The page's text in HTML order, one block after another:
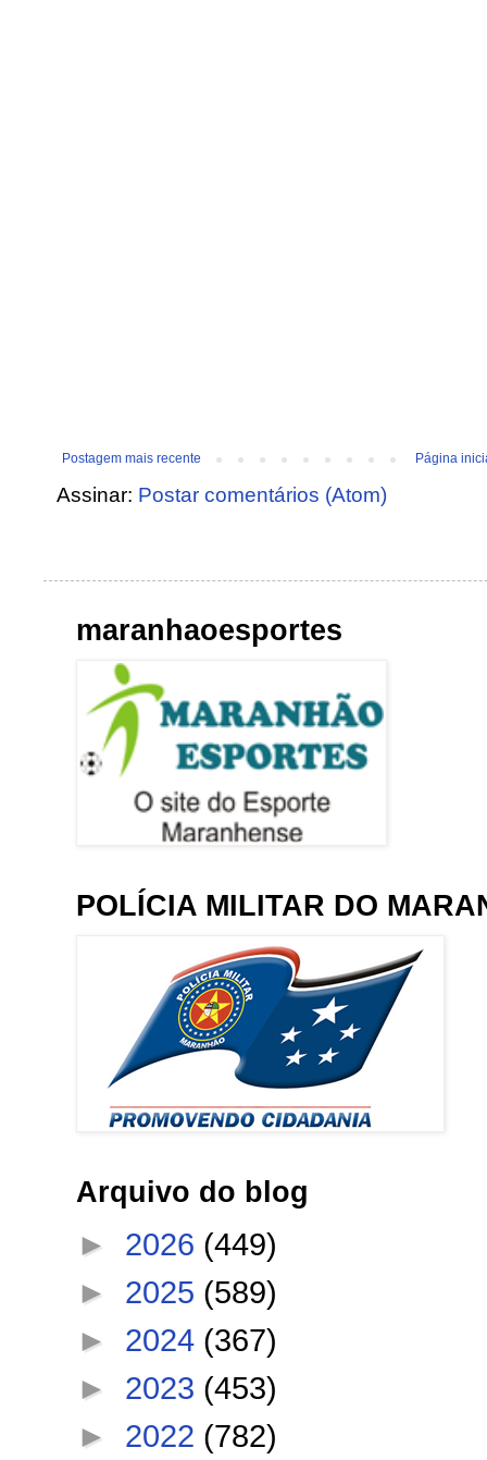
Postagem mais recente Página
Assinar: Postar comentários (Atom)
maranhaoesportes
POLÍCIA MILITAR DO
Arquivo do blog
► 2026 (449)
► 2025 (589)
► 2024 (367)
► 2023 (453)
► 2022 (782)